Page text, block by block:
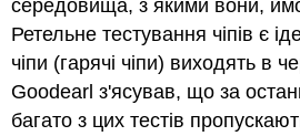
середовища, з якими вони,
Ретельне тестування чіпів є
чіпи (гарячі чіпи) виходять в
Goodearl з'ясував, що за
багато з цих тестів